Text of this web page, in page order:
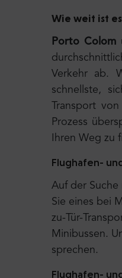
Wie weit ist
Porto Colom
Verkehr ab.
schnellste,
Transport
Prozess
Ihren Weg zu
Flughafen-
Auf der Suche
Sie eines bei
zu-Tür-
Minibussen.
sprechen.
Flughafen-